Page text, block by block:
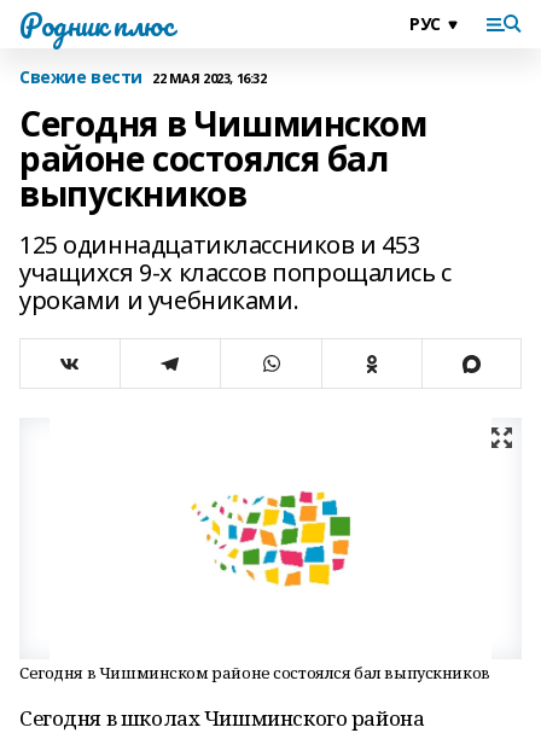
Родник плюс
Свежие вести 22 МАЯ 2023, 16:32
Сегодня в Чишминском
районе состоялся бал
выпускников
125 одиннадцатиклассников и 453
учащихся 9-х классов попрощались с
уроками и учебниками.
Сегодня в Чишминском районе состоялся бал выпускников
Сегодня в школах Чишминского района